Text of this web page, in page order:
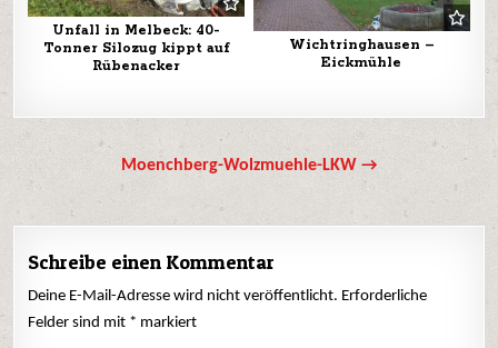
Unfall in Melbeck: 40-
Tonner Silozug kippt auf
Rübenacker
Wichtringhausen –
Eickmühle
Beitrags-
Navigation
Moenchberg-Wolzmuehle-LKW →
Schreibe einen Kommentar
Deine E-Mail-Adresse wird nicht veröffentlicht. Erforderliche
Felder sind mit * markiert